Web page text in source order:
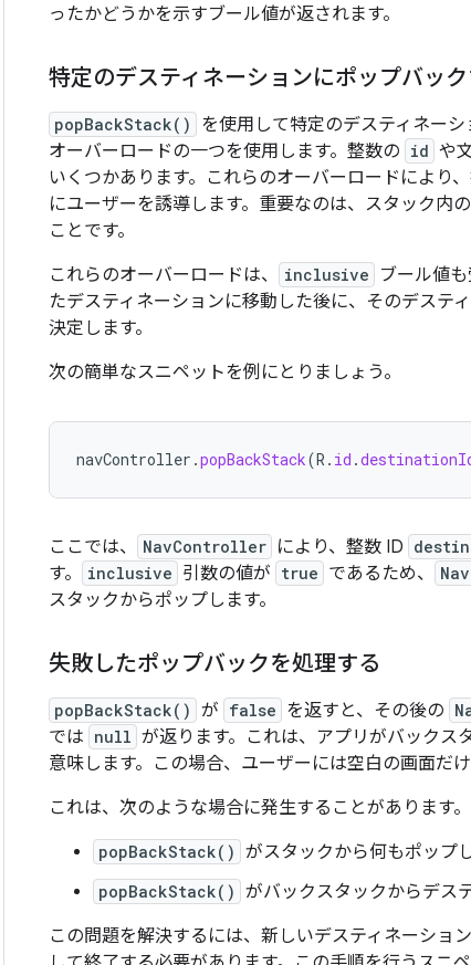
ったかどうかを示すブール値が返されます。
特定のデスティネーションにポップバッ
popBackStack()
を使用して特定のデスティネー
オーバーロードの一つを使用します。整数の id や
いくつかあります。これらのオーバーロードにより
にユーザーを誘導します。重要なのは、スタック内
ことです。
これらのオーバーロードは、
inclusive ブール値も
たデスティネーションに移動した後に、そのデステ
決定します。
次の簡単なスニペットを例にとりましょう。
navController .popBackStack(R . id .
ここでは、 NavController により、整数 ID
す。
inclusive 引数の値が true であるため、
スタックからポップします。
失敗したポップバックを処理する
popBackStack() が false を返すと、その後の
では null が返ります。これは、アプリがバックス
意味します。この場合、ユーザーには空白の画面だけ
これは、次のような場合に発生することがあります。
popBackStack() がスタックから何もポップ
popBackStack() がバックスタックからデス
この問題を解決するには、新しいデスティネーショ